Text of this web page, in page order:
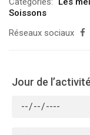
Soissons
Réseaux sociaux
Jour de l’activité